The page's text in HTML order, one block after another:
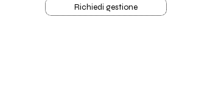
Richiedi gestione